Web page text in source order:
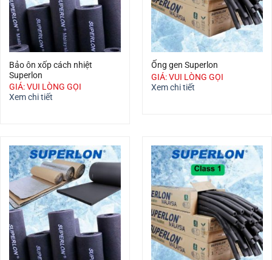
Bảo ôn xốp cách nhiệt
Superlon
GIÁ: VUI LÒNG GỌI
Xem chi tiết
Ống gen Superlon
GIÁ: VUI LÒNG GỌI
Xem chi tiết